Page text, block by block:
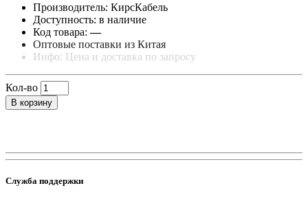
Производитель: КирсКабель
Доступность: в наличие
Код товара:—
Оптовые поставки из Китая
Инфо: Цена и доставка по запросу
Кол-во
В корзину
Служба поддержки